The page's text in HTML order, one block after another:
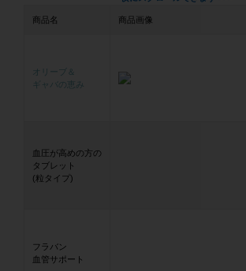
商品名 商品画像
オリーブ＆
ギャバの恵み
血圧が高めの方の
タブレット
(粒タイプ)
フラバン
血管サポート